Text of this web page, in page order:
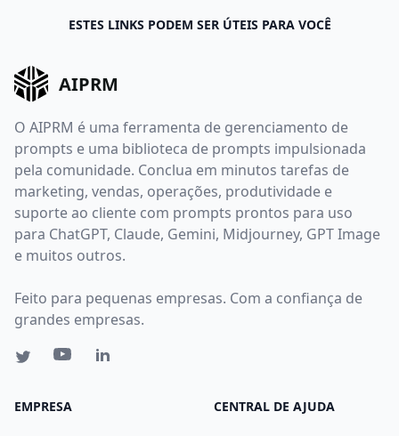
ESTES LINKS PODEM SER ÚTEIS PARA VOCÊ
AIPRM
O AIPRM é uma ferramenta de gerenciamento de
prompts e uma biblioteca de prompts impulsionada
pela comunidade. Conclua em minutos tarefas de
marketing, vendas, operações, produtividade e
suporte ao cliente com prompts prontos para uso
para ChatGPT, Claude, Gemini, Midjourney, GPT Image
e muitos outros.
Feito para pequenas empresas. Com a confiança de
grandes empresas.
EMPRESA CENTRAL DE AJUDA